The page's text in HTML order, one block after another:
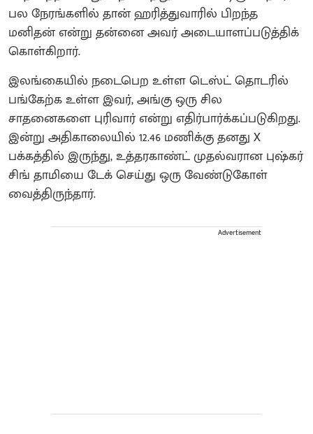
பல நேரங்களில் தான் ஹரித்துவாரில் பிறந்த
மனிதன் என்று தன்னை அவர் அடையாளப்படுத்திக்
கொள்கிறார்.
இலங்கையில் நடைபெற உள்ள டெஸ்ட் தொடரில்
பங்கேற்க உள்ள இவர், அங்கு ஒரு சில
சாதனைகளை புரிவார் என்று எதிர்பார்க்கப்படுகிறது.
இன்று அதிகாலையில் 12.46 மணிக்கு தனது X
பக்கத்தில் இருந்து, உத்தரகாண்ட் முதல்வரான புஷ்கர்
சிங் தாமியை டேக் செய்து ஒரு வேண்டுகோள்
வைத்திருந்தார்.
Advertisement